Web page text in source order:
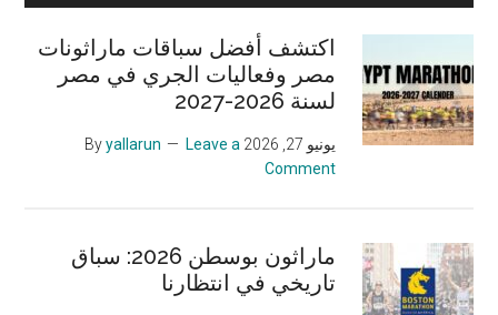
اكتشف أفضل سباقات ماراثونات
مصر وفعاليات الجري في مصر
لسنة 2026-2027
يونيو 27, 2026 yallarun
Leave a
Comment
ماراثون بوسطن 2026: سباق
تاريخي في انتظارنا